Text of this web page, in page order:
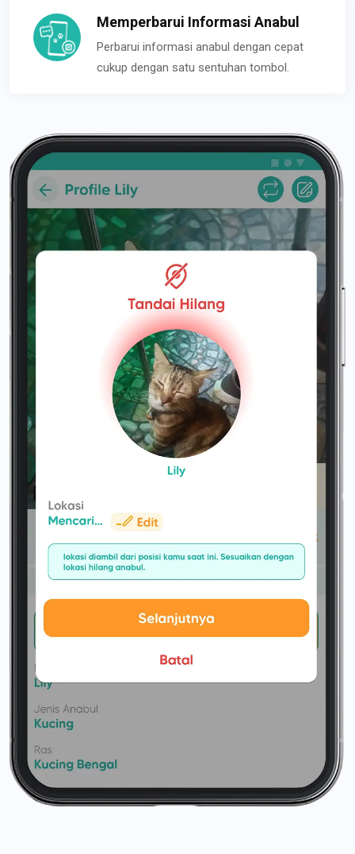
Memperbarui Informasi Anabul
Perbarui informasi anabul dengan cepat
cukup dengan satu sentuhan tombol.